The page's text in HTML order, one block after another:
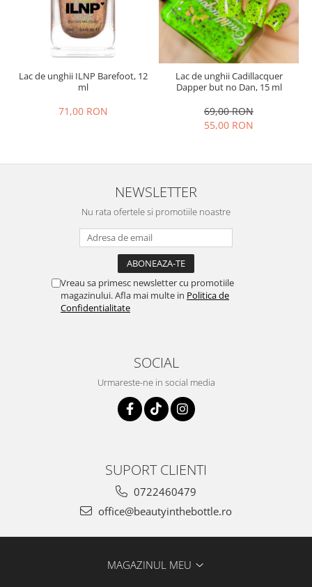
Lac de unghii ILNP Barefoot, 12
ml
71,00 RON
Lac de unghii Cadillacquer
Dapper but no Dan, 15 ml
69,00 RON
55,00 RON
NEWSLETTER
Nu rata ofertele si promotiile noastre
Vreau sa primesc newsletter cu promotiile
magazinului. Afla mai multe in Politica de
Confidentialitate
SOCIAL
Urmareste-ne in social media
SUPORT CLIENTI
0722460479
office@beautyinthebottle.ro
MAGAZINUL MEU